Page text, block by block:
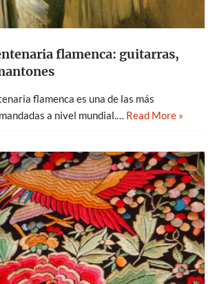
flamenca: guitarras,
flamenca es una de las más
a nivel mundial.… Read More »